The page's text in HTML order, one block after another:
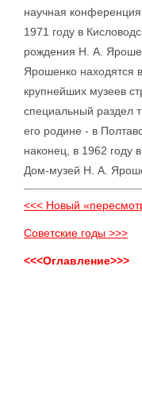
научная
1971 году в
рождения Н. А.
Ярошенко находятся
крупнейших музеев
специальный раздел
его родине - в
наконец, в 1962 году
Дом-музей Н. А.
<<< Новый
Советские годы >>>
<<<Оглавление>>>